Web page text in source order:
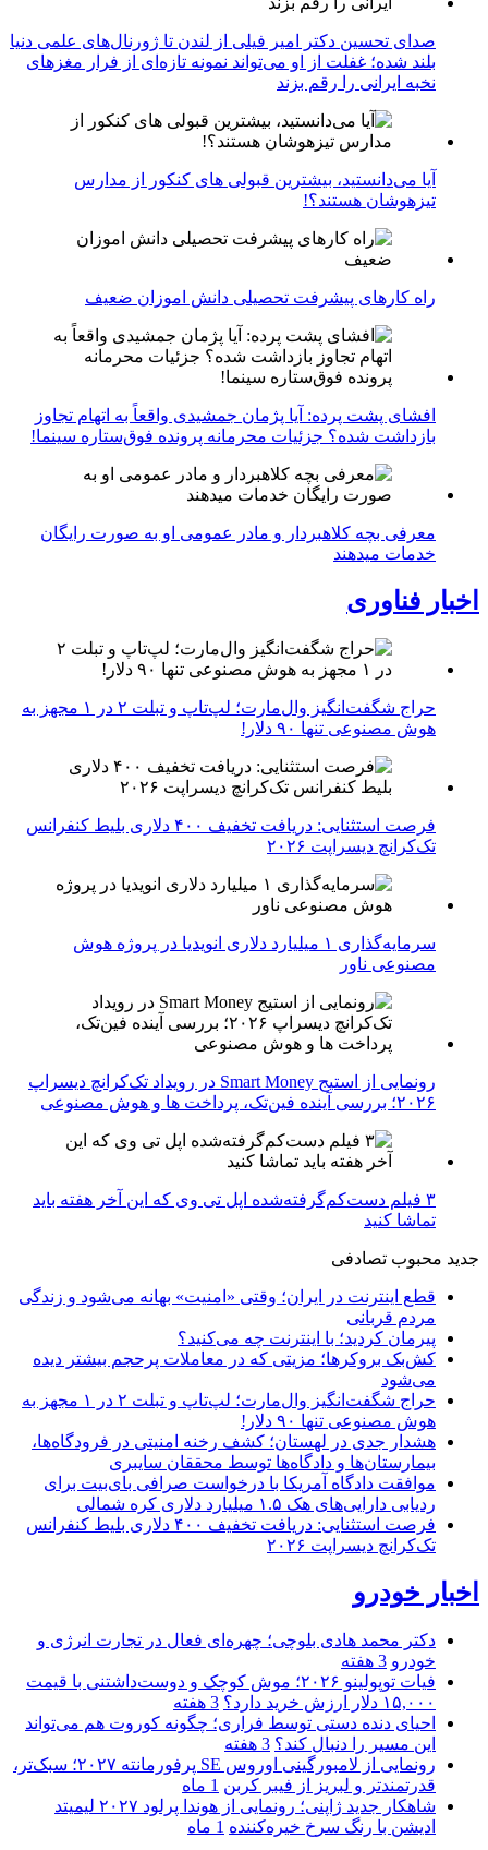
صدای تحسین دکتر امیر فیلی از لندن تا ژورنال‌های علمی دنیا
بلند شده؛ غفلت از او می‌تواند نمونه تازه‌ای از فرار مغزهای
نخبه ایرانی را رقم بزند
آیا می‌دانستید، بیشترین قبولی های کنکور از مدارس
تیزهوشان هستند؟!
راه کارهای پیشرفت تحصیلی دانش اموزان ضعیف
افشای پشت پرده: آیا پژمان جمشیدی واقعاً به اتهام تجاوز
بازداشت شده؟ جزئیات محرمانه پرونده فوق‌ستاره سینما!
معرفی بچه کلاهبردار و مادر عمومی او به صورت رایگان
خدمات میدهند
اخبار فناوری
حراج شگفت‌انگیز وال‌مارت؛ لپ‌تاپ و تبلت ۲ در ۱ مجهز به
هوش مصنوعی تنها ۹۰ دلار!
فرصت استثنایی: دریافت تخفیف ۴۰۰ دلاری بلیط کنفرانس
تک‌کرانچ دیسراپت ۲۰۲۶
سرمایه‌گذاری ۱ میلیارد دلاری انویدیا در پروژه هوش
مصنوعی ناور
رونمایی از استیج Smart Money در رویداد تک‌کرانچ دیسراپ
۲۰۲۶؛ بررسی آینده فین‌تک، پرداخت‌ ها و هوش مصنوعی
۳ فیلم دست‌کم‌گرفته‌شده اپل تی وی که این آخر هفته باید
تماشا کنید
جدید محبوب تصادفی
قطع اینترنت در ایران؛ وقتی «امنیت» بهانه می‌شود و زندگی
مردم قربانی
پیرمان کردید؛ با اینترنت چه می‌کنید؟
کش‌بک بروکرها؛ مزیتی که در معاملات پرحجم بیشتر دیده
می‌شود
حراج شگفت‌انگیز وال‌مارت؛ لپ‌تاپ و تبلت ۲ در ۱ مجهز به
هوش مصنوعی تنها ۹۰ دلار!
هشدار جدی در لهستان؛ کشف رخنه امنیتی در فرودگاه‌ها،
بیمارستان‌ها و دادگاه‌ها توسط محققان سایبری
موافقت دادگاه آمریکا با درخواست صرافی بای‌بیت برای
ردیابی دارایی‌های هک ۱.۵ میلیارد دلاری کره شمالی
فرصت استثنایی: دریافت تخفیف ۴۰۰ دلاری بلیط کنفرانس
تک‌کرانچ دیسراپت ۲۰۲۶
اخبار خودرو
دکتر محمد هادی بلوچی؛ چهره‌ای فعال در تجارت انرژی و
خودرو 3 هفته
فیات توپولینو ۲۰۲۶؛ موش کوچک و دوست‌داشتنی با قیمت
۱۵,۰۰۰ دلار ارزش خرید دارد؟
3 هفته
احیای دنده دستی توسط فراری؛ چگونه کوروت هم می‌تواند
این مسیر را دنبال کند؟ 3 هفته
رونمایی از لامبورگینی اوروس SE پرفورمانته ۲۰۲۷؛ سبک‌تر،
قدرتمندتر و لبریز از فیبر کربن 1 ماه
شاهکار جدید ژاپنی؛ رونمایی از هوندا پرلود ۲۰۲۷ لیمیتد
ادیشن با رنگ سرخ خیره‌کننده 1 ماه